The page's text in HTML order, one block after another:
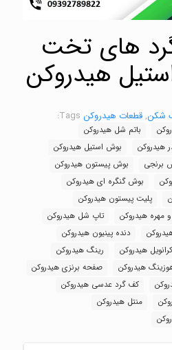
های تخت
هیدروکن
شکن,قطعات هیدروکن Tags:
باتم شل هیدروکن
هیدروکن
بوش استیل هیدروکن
برنجی
بوش پیستون هیدروکن
بوش گنگره ای هیدروکن
پلیت پیستون هیدروکن
مهره هیدروکن
تاپ شل هیدروکن
دنده پینیون هیدروکن
هیدروکن
رینگ هیدروکن
هیدروکن
صفحه برنزی هیدروکن
کف گرد عدسی هیدروکن
منتل هیدروکن